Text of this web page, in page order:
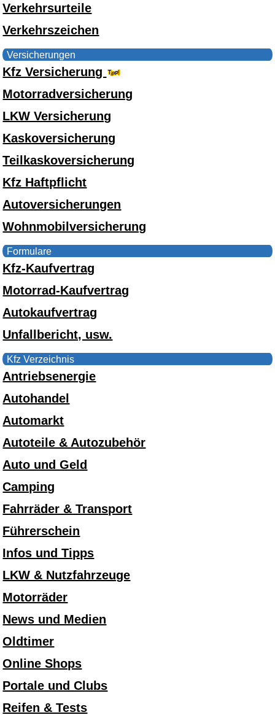
Verkehrsurteile
Verkehrszeichen
Versicherungen
Kfz Versicherung
Motorradversicherung
LKW Versicherung
Kaskoversicherung
Teilkaskoversicherung
Kfz Haftpflicht
Autoversicherungen
Wohnmobilversicherung
Formulare
Kfz-Kaufvertrag
Motorrad-Kaufvertrag
Autokaufvertrag
Unfallbericht, usw.
Kfz Verzeichnis
Antriebsenergie
Autohandel
Automarkt
Autoteile & Autozubehör
Auto und Geld
Camping
Fahrräder & Transport
Führerschein
Infos und Tipps
LKW & Nutzfahrzeuge
Motorräder
News und Medien
Oldtimer
Online Shops
Portale und Clubs
Reifen & Tests